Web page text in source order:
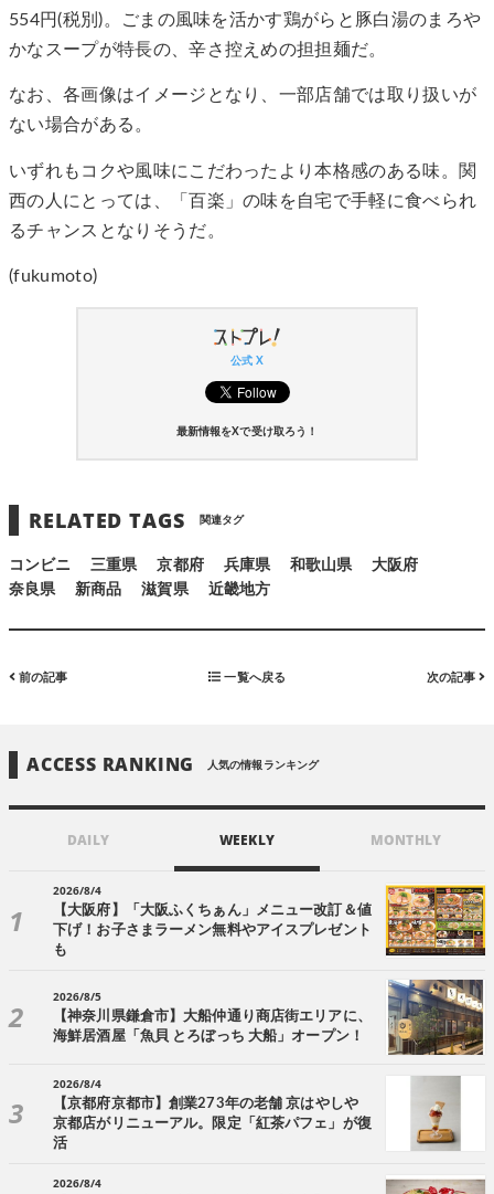
554円(税別)。ごまの風味を活かす鶏がらと豚白湯のまろや
かなスープが特長の、辛さ控えめの担担麺だ。
なお、各画像はイメージとなり、一部店舗では取り扱いが
ない場合がある。
いずれもコクや風味にこだわったより本格感のある味。関
西の人にとっては、「百楽」の味を自宅で手軽に食べられ
るチャンスとなりそうだ。
(fukumoto)
公式 X
最新情報をXで受け取ろう！
RELATED TAGS 関連タグ
コンビニ 三重県 京都府 兵庫県 和歌山県
大阪府
奈良県
新商品 滋賀県 近畿地方
前の記事 一覧へ戻る 次の記事
ACCESS RANKING 人気の情報ランキング
DAILY WEEKLY MONTHLY
2026/8/4
【大阪府】「大阪ふくちぁん」メニュー改訂＆値
下げ！お子さまラーメン無料やアイスプレゼント
も
2026/8/5
【神奈川県鎌倉市】大船仲通り商店街エリアに、
海鮮居酒屋「魚貝 とろぼっち 大船」オープン！
2026/8/4
【京都府京都市】創業273年の老舗 京はやしや
京都店がリニューアル。限定「紅茶パフェ」が復
活
2026/8/4